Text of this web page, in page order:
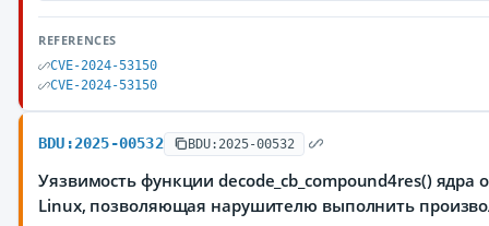
REFERENCES
CVE-2024-53150
CVE-2024-53150
BDU:2025-00532 BDU:2025-00532
Уязвимость функции decode_cb_compound4res()
Linux, позволяющая нарушителю выполнить